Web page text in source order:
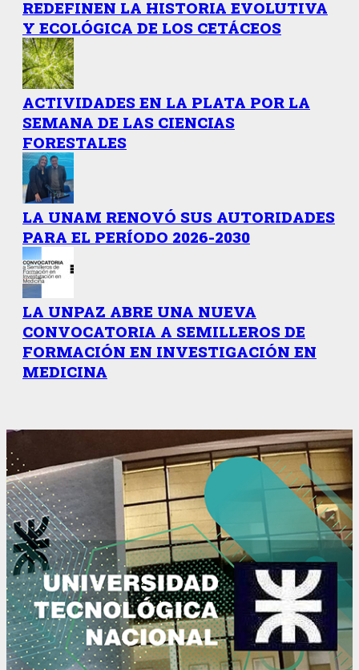
REDEFINEN LA HISTORIA EVOLUTIVA
Y ECOLÓGICA DE LOS CETÁCEOS
ACTIVIDADES EN LA PLATA POR LA
SEMANA DE LAS CIENCIAS
FORESTALES
LA UNAM RENOVÓ SUS AUTORIDADES
PARA EL PERÍODO 2026-2030
LA UNPAZ ABRE UNA NUEVA
CONVOCATORIA A SEMILLEROS DE
FORMACIÓN EN INVESTIGACIÓN EN
MEDICINA